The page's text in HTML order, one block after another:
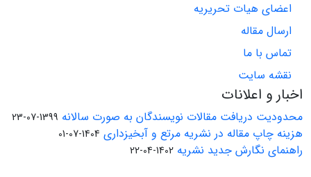
اعضای هیات تحریریه
ارسال مقاله
تماس با ما
نقشه سایت
اخبار و اعلانات
محدودیت دریافت مقالات نویسندگان به صورت سالانه 1399-07-23
هزینه چاپ مقاله در نشریه مرتع و آبخیزداری 1404-07-01
راهنمای نگارش جدید نشریه 1402-04-22